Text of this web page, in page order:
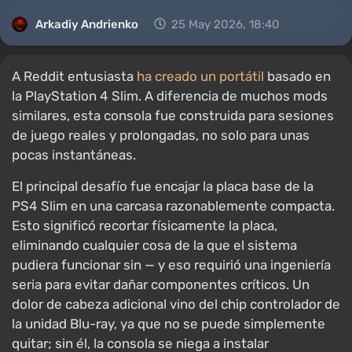
Arkadiy Andrienko 25 May 2026, 18:40
A Reddit entusiasta ha creado un portátil basado en
la PlayStation 4 Slim. A diferencia de muchos mods
similares, esta consola fue construida para sesiones
de juego reales y prolongadas, no solo para unas
pocas instantáneas.
El principal desafío fue encajar la placa base de la
PS4 Slim en una carcasa razonablemente compacta.
Esto significó recortar físicamente la placa,
eliminando cualquier cosa de la que el sistema
pudiera funcionar sin — y eso requirió una ingeniería
seria para evitar dañar componentes críticos. Un
dolor de cabeza adicional vino del chip controlador de
la unidad Blu-ray, ya que no se puede simplemente
quitar; sin él, la consola se niega a instalar